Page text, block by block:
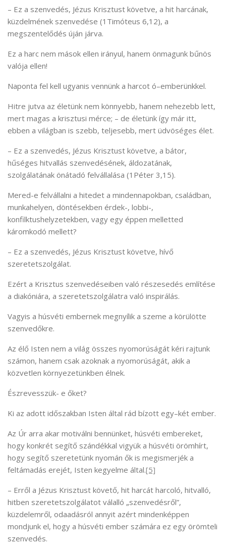
– Ez a szenvedés, Jézus Krisztust követve, a hit harcának,
küzdelmének szenvedése (1Timóteus 6,12), a
megszentelődés úján járva.
Ez a harc nem mások ellen irányul, hanem önmagunk bűnös
valója ellen!
Naponta fel kell ugyanis vennünk a harcot ó–emberünkkel.
Hitre jutva az életünk nem könnyebb, hanem nehezebb lett,
mert magas a krisztusi mérce; – de életünk így már itt,
ebben a világban is szebb, teljesebb, mert üdvöséges élet.
– Ez a szenvedés, Jézus Krisztust követve, a bátor,
hűséges hitvallás szenvedésének, áldozatának,
szolgálatának önátadó felvállalása (1Péter 3,15).
Mered-e felvállalni a hitedet a mindennapokban, családban,
munkahelyen, döntésekben érdek-, lobbi-,
konfilktushelyzetekben, vagy egy éppen melletted
káromkodó mellett?
– Ez a szenvedés, Jézus Krisztust követve, hívő
szeretetszolgálat.
Ezért a Krisztus szenvedéseiben való részesedés említése
a diakóniára, a szeretetszolgálatra való inspirálás.
Vagyis a húsvéti embernek megnyílik a szeme a körülötte
szenvedőkre.
Az élő Isten nem a világ összes nyomorúságát kéri rajtunk
számon, hanem csak azoknak a nyomorúságát, akik a
közvetlen környezetünkben élnek.
Észrevesszük- e őket?
Ki az adott időszakban Isten által rád bízott egy–két ember.
Az Úr arra akar motiválni bennünket, húsvéti embereket,
hogy konkrét segítő szándékkal vigyük a húsvéti örömhírt,
hogy segítő szeretetünk nyomán ők is megismerjék a
feltámadás erejét, Isten kegyelme által.[5]
– Erről a Jézus Krisztust követő, hit harcát harcoló, hitvalló,
hitben szeretetszolgálatot válalló „szenvedésről”,
küzdelemről, odaadásról annyit azért mindenképpen
mondjunk el, hogy a húsvéti ember számára ez egy örömteli
szenvedés.